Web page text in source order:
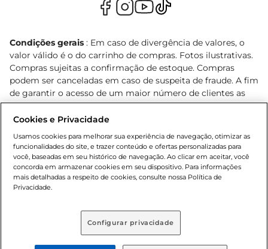
Condições gerais : Em caso de divergência de valores, o
valor válido é o do carrinho de compras. Fotos ilustrativas.
Compras sujeitas a confirmação de estoque. Compras
podem ser canceladas em caso de suspeita de fraude. A fim
de garantir o acesso de um maior número de clientes as
nossas promoções, a compra de produtos com preços
promocionais poderá ter sua quantidade limitada por
cliente. Os preços, ofertas e condições são exclusivos para
o e-commerce e válidos durante o dia de hoje, podendo
sofrer alterações sem prévia notificação. Proibida a venda
de bebidas alcoólicas para menores de 18 anos, conforme
Lei n.º 8069/90, art. 81, inciso II (Estatuto da Criança e do
prévio. O valor mínimo para as compras on-line é de R$
Cookies e Privacidade
Usamos cookies para melhorar sua experiência de navegação, otimizar as
funcionalidades do site, e trazer conteúdo e ofertas personalizadas para
você, baseadas em seu histórico de navegação. Ao clicar em aceitar, você
concorda em armazenar cookies em seu dispositivo. Para informações
mais detalhadas a respeito de cookies, consulte nossa Política de
Privacidade.
Configurar privacidade